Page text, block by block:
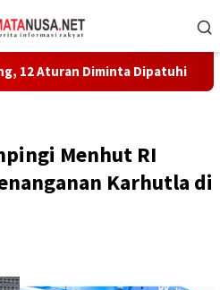
Diminta Dipatuhi MBG
Menhut RI
Karhutla di